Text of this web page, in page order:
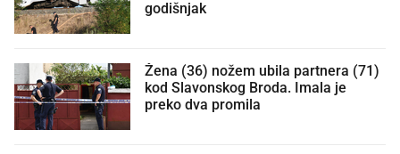
godišnjak
Žena (36) nožem ubila partnera (71)
kod Slavonskog Broda. Imala je
preko dva promila